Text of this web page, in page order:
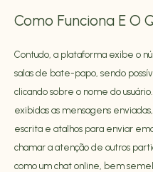
Como Funciona E O
Contudo, a plataforma exibe o
salas de bate-papo, sendo
clicando sobre o nome do
exibidas as mensagens
escrita e atalhos para enviar
chamar a atenção de outros
como um chat online, bem